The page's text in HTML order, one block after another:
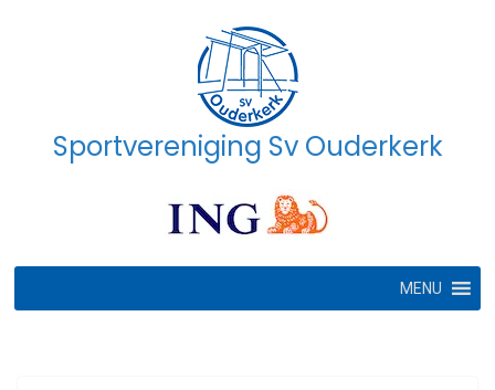
Sportvereniging Sv Ouderkerk
MENU